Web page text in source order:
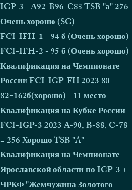
IGP-3 - А92-B96-C88 TSB "а" 276
Очень хорошо (SG)
FCI-IFH-1 - 94 б (Очень хорошо)
FCI-IFH-2 - 95 б (Очень хорошо)
Квалификация на Чемпионате
России FCI-IGP-FH 2023 80-
82=162б(хорошо) - 11 место
Квалификация на Кубке России
FCI-IGP-3 2023 А-90, B-88, C-78
= 256 Хорошо TSB "A"
Квалификация на Чемпионате
Ярославской области по IGP-3 +
ЧРКФ "Жемчужина Золотого